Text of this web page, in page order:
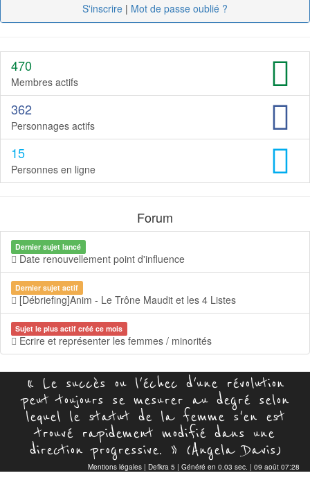
S'inscrire | Mot de passe oublié ?
470
Membres actifs
362
Personnages actifs
15
Personnes en ligne
Forum
Dernier sujet lancé
Date renouvellement point d'influence
Dernier sujet actif
[Débriefing]Anim - Le Trône Maudit et les 4 Listes
Sujet le plus actif créé ce mois
Ecrire et représenter les femmes / minorités
« Le succès ou l'échec d'une révolution
peut toujours se mesurer au degré selon
lequel le statut de la femme s'en est
trouvé rapidement modifié dans une
direction progressive. » (Angela Davis)
Mentions légales | Defkra 5 | Généré en 0.03 sec. | 09 août 07:28